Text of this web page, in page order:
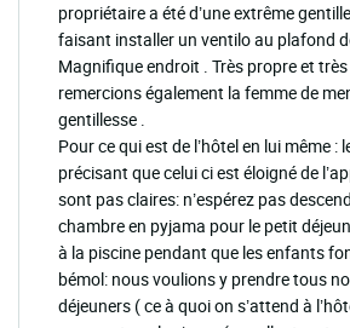
propriétaire a été d’une extrême
faisant installer un ventilo au plafond
Magnifique endroit . Très propre et
remercions également la femme de
gentillesse .
Pour ce qui est de l’hôtel en lui même :
précisant que celui ci est éloigné de
sont pas claires: n’espérez pas
chambre en pyjama pour le petit
à la piscine pendant que les enfants
bémol: nous voulions y prendre tous
déjeuners ( ce à quoi on s’attend à